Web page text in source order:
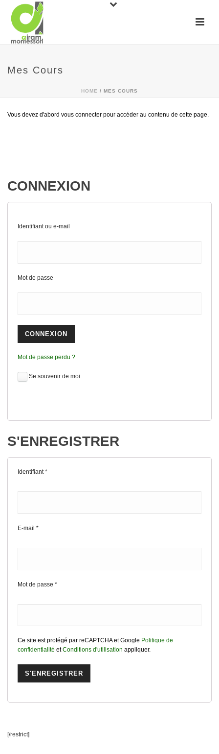
Mes Cours
HOME / MES COURS
Vous devez d'abord vous connecter pour accéder au contenu de cette page.
CONNEXION
Identifiant ou e-mail
Mot de passe
Mot de passe perdu ?
Se souvenir de moi
S'ENREGISTRER
Identifiant*
E-mail *
Mot de passe *
Ce site est protégé par reCAPTCHA et Google Politique de
confidentialité etConditions d'utilisation appliquer.
[/restrict]